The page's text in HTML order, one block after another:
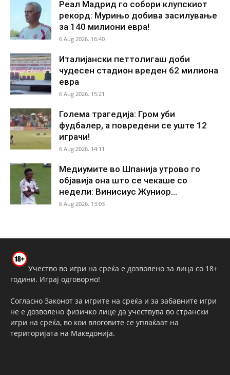
Реал Мадрид го собори клупскиот
рекорд: Мурињо добива засилување
за 140 милиони евра!
6 Aug 2026. 16:40
Италијански петтолигаш доби
чудесен стадион вреден 62 милиона
евра
6 Aug 2026. 15:21
Голема трагедија: Гром уби
фудбалер, а повредени се уште 12
играчи!
6 Aug 2026. 14:11
Медиумите во Шпанија утрово го
објавија она што се чекаше со
недели: Винисиус Жуниор...
6 Aug 2026. 13:03
Учество во игри на среќа е дозволено за лица со 18+
години. Играј одговорно!
Согласно Законот за игрите на среќа и за забавните игри
не е дозволено физичко лице да учествува во странски
игри на среќа, во кои влоговите се уплаќаат на
територијата на Македонија.